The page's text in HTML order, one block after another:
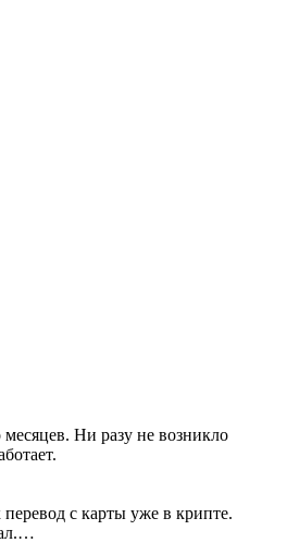
Ни разу не возникло
с карты уже в крипте.